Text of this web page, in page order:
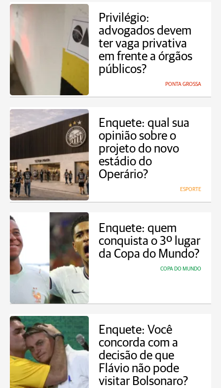
Privilégio:
advogados devem
ter vaga privativa
em frente a órgãos
públicos?
PONTA GROSSA
Enquete: qual sua
opinião sobre o
projeto do novo
estádio do
Operário?
ESPORTE
Enquete: quem
conquista o 3º lugar
da Copa do Mundo?
COPA DO MUNDO
Enquete: Você
concorda com a
decisão de que
Flávio não pode
visitar Bolsonaro?